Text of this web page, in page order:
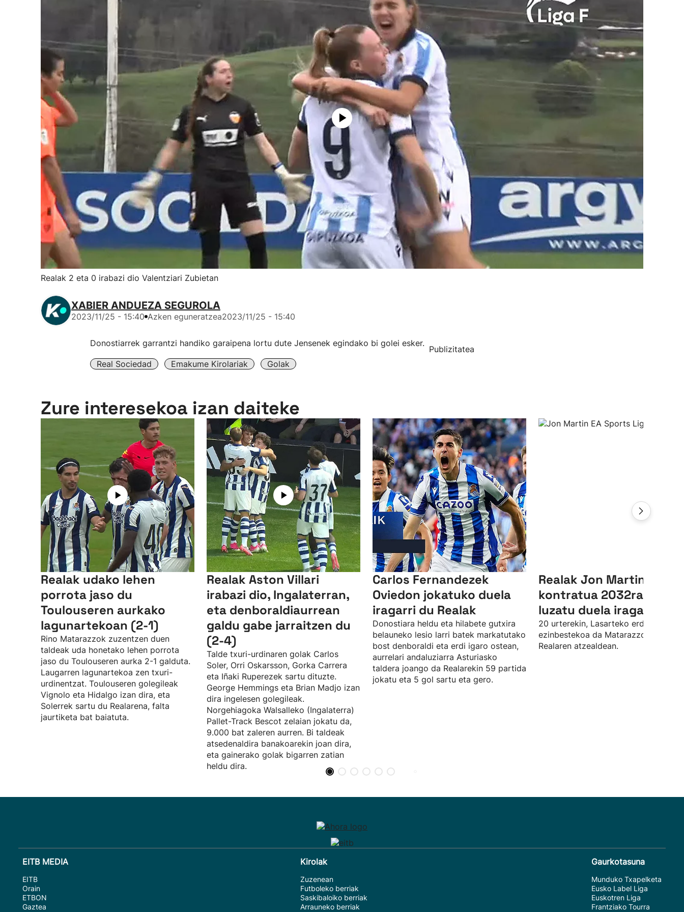
Realak 2 eta 0 irabazi dio Valentziari Zubietan
XABIER ANDUEZA SEGUROLA
2023/11/25 - 15:40 Azken eguneratzea2023/11/25 - 15:40
Donostiarrek garrantzi handiko garaipena lortu dute Jensenek egindako bi golei esker.
Real Sociedad Emakume Kirolariak Golak
Publizitatea
Zure interesekoa izan daiteke
Realak udako lehen
porrota jaso du
Toulouseren aurkako
lagunartekoan (2-1)
Rino Matarazzok zuzentzen duen
taldeak uda honetako lehen porrota
jaso du Toulouseren aurka 2-1 galduta.
Laugarren lagunartekoa zen txuri-
urdinentzat. Toulouseren golegileak
Vignolo eta Hidalgo izan dira, eta
Solerrek sartu du Realarena, falta
jaurtiketa bat baiatuta.
Realak Aston Villari
irabazi dio, Ingalaterran,
eta denboraldiaurrean
galdu gabe jarraitzen du
(2-4)
Talde txuri-urdinaren golak Carlos
Soler, Orri Oskarsson, Gorka Carrera
eta Iñaki Ruperezek sartu dituzte.
George Hemmings eta Brian Madjo izan
dira ingelesen golegileak.
Norgehiagoka Walsalleko (Ingalaterra)
Pallet-Track Bescot zelaian jokatu da,
9.000 bat zaleren aurren. Bi taldeak
atsedenaldira banakoarekin joan dira,
eta gainerako golak bigarren zatian
heldu dira.
Carlos Fernandezek
Oviedon jokatuko duela
iragarri du Realak
Donostiara heldu eta hilabete gutxira
belauneko lesio larri batek markatutako
bost denboraldi eta erdi igaro ostean,
aurrelari andaluziarra Asturiasko
taldera joango da Realarekin 59 partida
jokatu eta 5 gol sartu eta gero.
Realak Jon Martinen
kontratua 2032ra arte
luzatu duela iragarri du
20 urterekin, Lasarteko erdiko
ezinbestekoa da Matarazzorentzat
Realaren atzealdean.
EITB MEDIA
EITB
Orain
ETBON
Gaztea
Kirolak
Zuzenean
Futboleko berriak
Saskibaloiko berriak
Arrauneko berriak
Gaurkotasuna
Munduko Txapelketa
Eusko Label Liga
Euskotren Liga
Frantziako Tourra